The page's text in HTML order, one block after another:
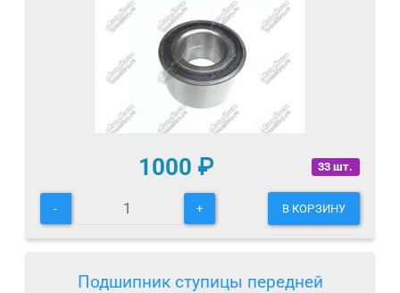
33 шт.
1000 ₽
- + В КОРЗИНУ
Подшипник ступицы передней